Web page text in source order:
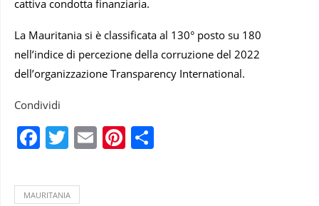
cattiva condotta finanziaria.
La Mauritania si è classificata al 130° posto su 180
nell’indice di percezione della corruzione del 2022
dell’organizzazione Transparency International.
Condividi
Facebook
Twitter
EmailPinterest
MAURITANIA